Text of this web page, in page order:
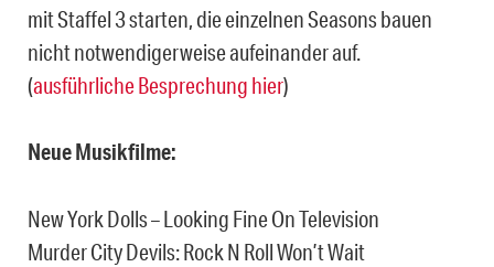
mit Staffel 3 starten, die einzelnen Seasons bauen
nicht notwendigerweise aufeinander auf.
(ausführliche Besprechung hier)
Neue Musikfilme:
New York Dolls – Looking Fine On Television
Murder City Devils: Rock N Roll Won’t Wait